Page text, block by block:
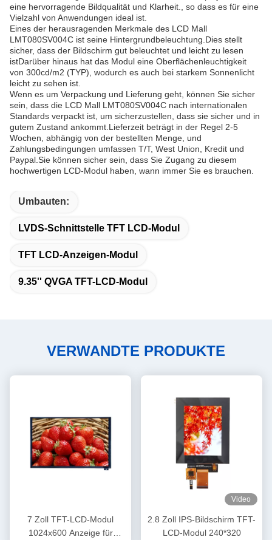
eine hervorragende Bildqualität und Klarheit., so dass es für eine
Vielzahl von Anwendungen ideal ist.
Eines der herausragenden Merkmale des LCD Mall
LMT080SV004C ist seine Hintergrundbeleuchtung.Dies stellt
sicher, dass der Bildschirm gut beleuchtet und leicht zu lesen
istDarüber hinaus hat das Modul eine Oberflächenleuchtigkeit
von 300cd/m2 (TYP), wodurch es auch bei starkem Sonnenlicht
leicht zu sehen ist.
Wenn es um Verpackung und Lieferung geht, können Sie sicher
sein, dass die LCD Mall LMT080SV004C nach internationalen
Standards verpackt ist, um sicherzustellen, dass sie sicher und in
gutem Zustand ankommt.Lieferzeit beträgt in der Regel 2-5
Wochen, abhängig von der bestellten Menge, und
Zahlungsbedingungen umfassen T/T, West Union, Kredit und
Paypal.Sie können sicher sein, dass Sie Zugang zu diesem
hochwertigen LCD-Modul haben, wann immer Sie es brauchen.
Umbauten:
LVDS-Schnittstelle TFT LCD-Modul
TFT LCD-Anzeigen-Modul
9.35'' QVGA TFT-LCD-Modul
VERWANDTE PRODUKTE
7 Zoll TFT-LCD-Modul
1024x600 Anzeige für
Video
2.8 Zoll IPS-Bildschirm TFT-
LCD-Modul 240*320